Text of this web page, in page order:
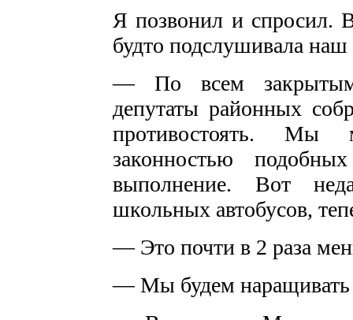
Я позвонил и спросил.
будто подслушивала наш
— По всем
депутаты районных
противостоять. Мы
законностью
выполнение. Вот
школьных автобусов,
— Это почти в 2 раза
— Мы будем наращивать